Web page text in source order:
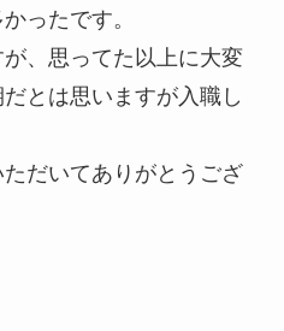
ったです。
、思ってた以上に大変
とは思いますが入職し
だいてありがとうござ